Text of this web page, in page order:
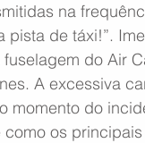
na
pista de táxi!”.
do Air
A excessiva
momento do
os